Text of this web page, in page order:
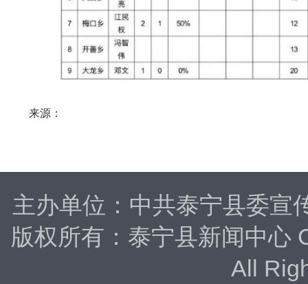
来源：
主办单位：中共泰宁县委
版权所有：泰宁县新闻中心
All